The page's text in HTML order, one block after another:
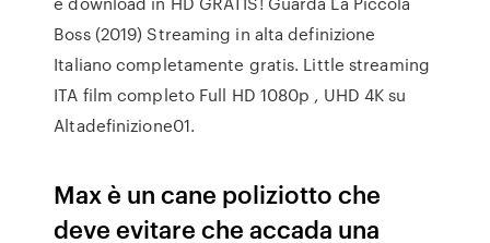
Boss (2019) Streaming in alta definizione
Italiano completamente gratis. Little streaming
ITA film completo Full HD 1080p , UHD 4K su
Altadefinizione01.
Max è un cane poliziotto che
deve evitare che accada una